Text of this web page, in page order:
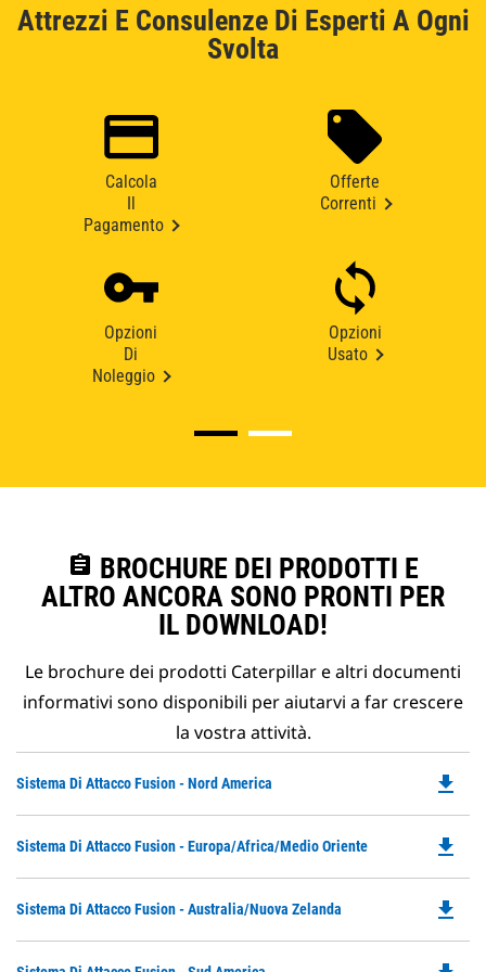
Attrezzi E Consulenze Di Esperti A Ogni
Svolta
Calcola
Pagamento
Offerte
Correnti
Opzioni
Di
Noleggio
Opzioni
Usato
assignment BROCHURE DEI PRODOTTI E
ALTRO ANCORA SONO PRONTI PER
IL DOWNLOAD!
Le brochure dei prodotti Caterpillar e altri documenti
informativi sono disponibili per aiutarvi a far crescere
la vostra attività.
Sistema Di Attacco Fusion - Nord America
a
file_download
Sistema Di Attacco Fusion - Europa/Africa/Medio Oriente
a
file_download
Sistema Di Attacco Fusion - Australia/Nuova Zelanda file_download